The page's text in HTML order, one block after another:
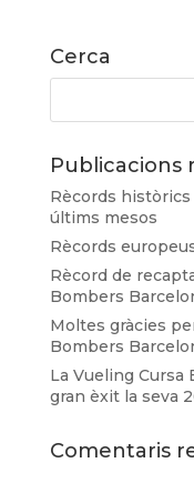
Cerca
Publicacions
Rècords
últims mesos
Rècords
Rècord de
Bombers
Moltes gràcies
Bombers
La Vueling Cursa
gran èxit la seva
Comentaris